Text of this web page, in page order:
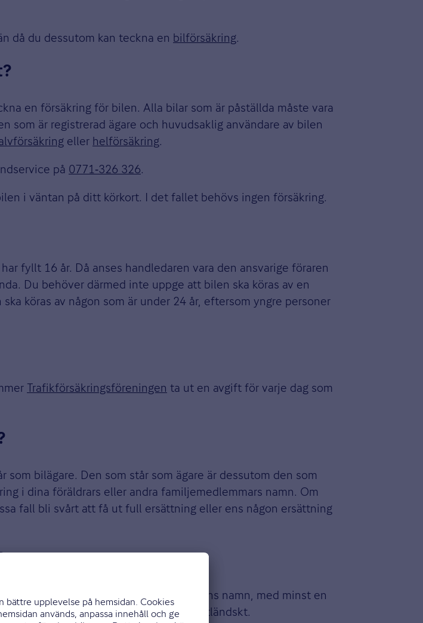
då du dessutom kan teckna en bilförsäkring.
en försäkring för bilen. Alla bilar som är påställda måste vara
som är registrerad ägare och huvudsaklig användare av bilen
eller helförsäkring.
på 0771‑326 326.
i väntan på ditt körkort. I det fallet behövs ingen försäkring.
fyllt 16 år. Då anses handledaren vara den ansvarige föraren
Du behöver därmed inte uppge att bilen ska köras av en
köras av någon som är under 24 år, eftersom yngre personer
Trafikförsäkringsföreningen ta ut en avgift för varje dag som
bilägare. Den som står som ägare är dessutom den som
i dina föräldrars eller andra familjemedlemmars namn. Om
fall bli svårt att få ut full ersättning eller ens någon ersättning
måste vara försäkrade i ägarens namn, med minst en
du även göra det om ditt körkort är utländskt.